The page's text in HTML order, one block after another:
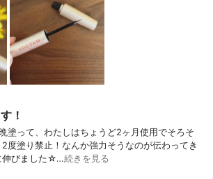
！
塗って、わたしはちょうど2ヶ月使用でそろそ
度塗り禁止！なんか強力そうなのが伝わってき
伸びました☆…続きを見る